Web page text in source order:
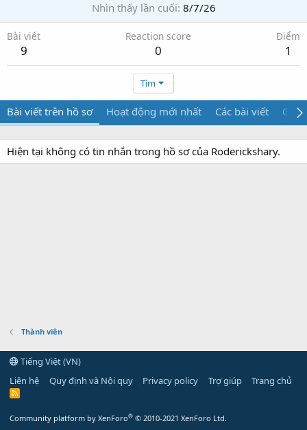
Nhìn thấy lần cuối 8/7/26
Bài viết
9
Reaction score
0
Điểm
1
Tìm
Bài viết trên hồ sơ Hoạt động mới nhất Các bài viết Giới
Hiện tại không có tin nhắn trong hồ sơ của Roderickshary.
Thành viên
Tiếng Việt (VN)
Liên hệ
Quy định và Nội quy Privacy policy Trợ giúp Trang chủ
R
Community platform by XenForo® © 2010-2021 XenForo Ltd.